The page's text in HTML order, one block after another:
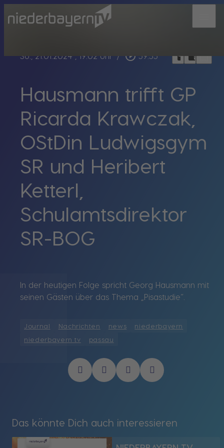
So., 21.01.2024 , 19:02 Uhr / play_circle_outline 59:55 headphoneschrome_reader_modebookmark_border
Hausmann trifft GP
Ricarda Krawczak,
OStDin Ludwigsgym
SR und Heribert
Ketterl,
Schulamtsdirektor
SR-BOG
In der heutigen Folge spricht Georg Hausmann mit
seinen Gästen über das Thema „Pisastudie“.
Journal Nachrichten news
niederbayern
niederbayern tv
passau
Das könnte Dich auch interessieren